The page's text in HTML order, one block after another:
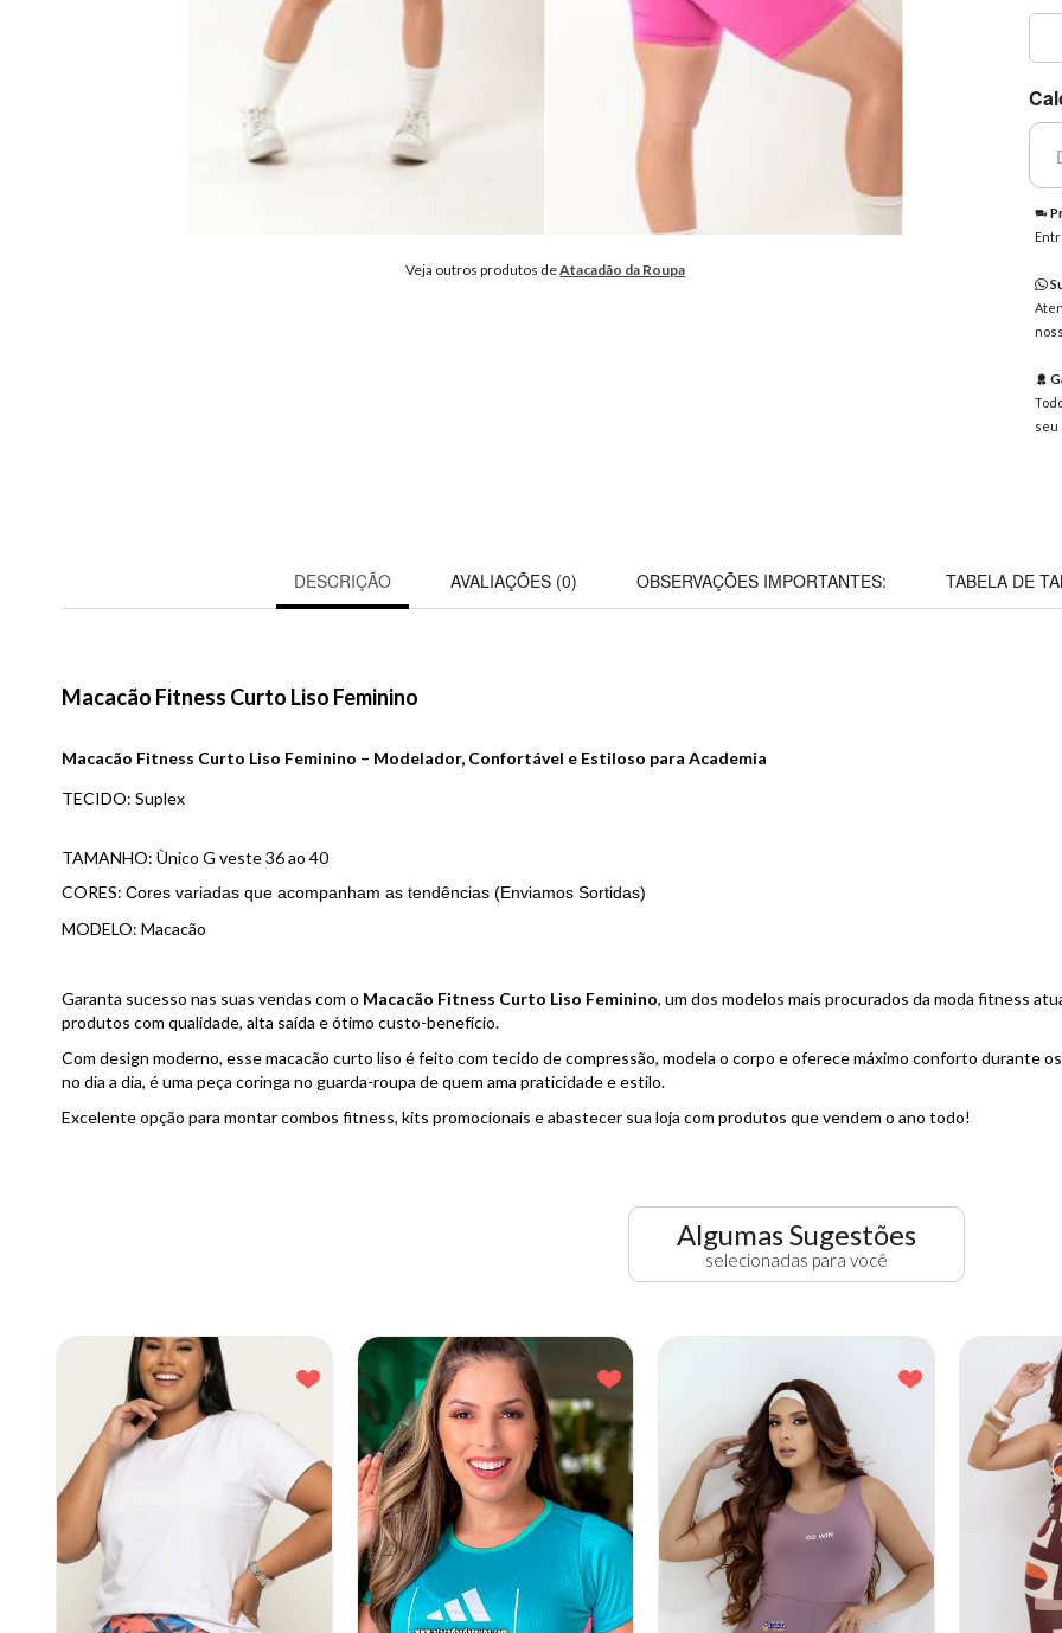
Veja outros produtos deAtacadão da Roupa
seu
DESCRIÇÃO AVALIAÇÕES (0) OBSERVAÇÕES IMPORTANTES: TABELA DE
Macacão Fitness Curto Liso Feminino
Macacão Fitness Curto Liso Feminino – Modelador, Confortável e Estiloso para Academia
TECIDO: Suplex
TAMANHO: Ùnico G veste 36 ao 40
CORES: Cores variadas que acompanham as tendências (Enviamos Sortidas)
MODELO: Macacão
Garanta sucesso nas suas vendas com o Macacão Fitness Curto Liso Feminino, um dos modelos mais procurados da moda fitness
produtos com qualidade, alta saída e ótimo custo-benefício.
Com design moderno, esse macacão curto liso é feito com tecido de compressão, modela o corpo e oferece máximo conforto durante
no dia a dia, é uma peça coringa no guarda-roupa de quem ama praticidade e estilo.
Excelente opção para montar combos fitness, kits promocionais e abastecer sua loja com produtos que vendem o ano todo!
Algumas Sugestões
selecionadas para você